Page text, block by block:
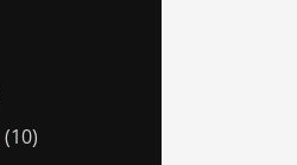
(10)